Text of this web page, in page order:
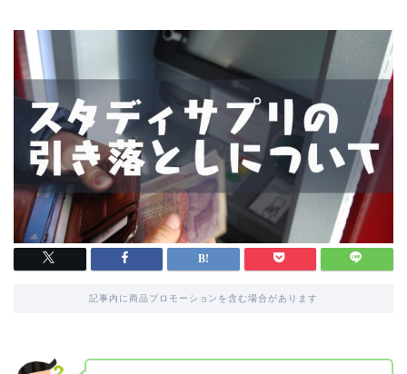
記事内に商品プロモーションを含む場合があります